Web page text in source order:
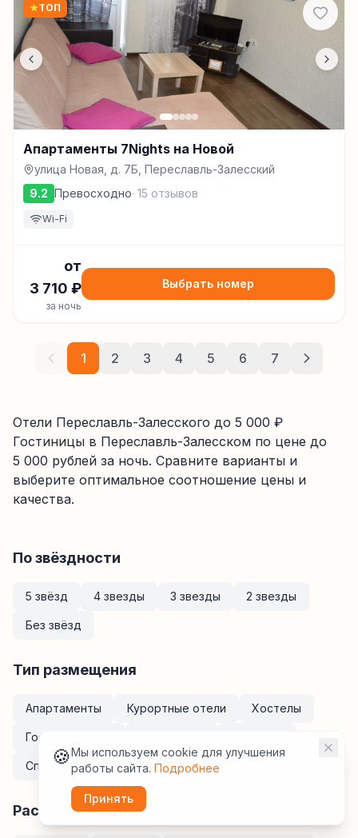
★ТОП
Апартаменты 7Nights на Новой
улица Новая, д. 7Б, Переславль-Залесский
9.2 Превосходно· 15 отзывов
Wi-Fi
от
3 710 ₽
за ночь
Выбрать номер
1 2 3 4 5 6 7
Отели Переславль-Залесского до 5 000 ₽
Гостиницы в Переславль-Залесском по цене до
5 000 рублей за ночь. Сравните варианты и
выберите оптимальное соотношение цены и
качества.
По звёздности
5 звёзд 4 звезды 3 звезды 2 звезды
Без звёзд
Тип размещения
Апартаменты Курортные отели Хостелы
Гостевые дома
Спа-отели Санатории Отели
Расположение
🍪Мы используем cookie для улучшения
работы сайта. Подробнее
Принять